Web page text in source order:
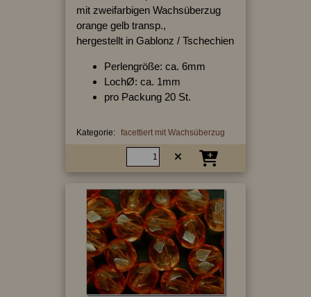
mit zweifarbigen Wachsüberzug
orange gelb transp.,
hergestellt in Gablonz / Tschechien
Perlengröße: ca. 6mm
LochØ: ca. 1mm
pro Packung 20 St.
Kategorie: facettiert mit Wachsüberzug